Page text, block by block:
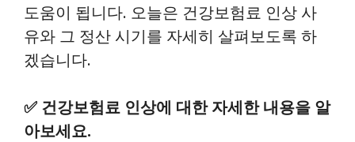
도움이 됩니다. 오늘은 건강보험료 인상 사
유와 그 정산 시기를 자세히 살펴보도록 하
겠습니다.
✅ 건강보험료 인상에 대한 자세한 내용을 알
아보세요.